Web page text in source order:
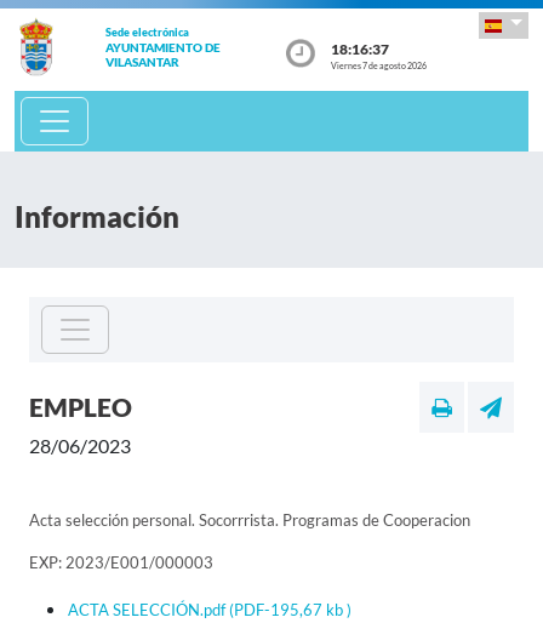
Sede electrónica
AYUNTAMIENTO DE
VILASANTAR
18:16:37
Viernes 7 de agosto 2026
Información
EMPLEO
28/06/2023
Acta selección personal. Socorrrista. Programas de Cooperacion
EXP: 2023/E001/000003
ACTA SELECCIÓN.pdf(PDF-195,67 kb )